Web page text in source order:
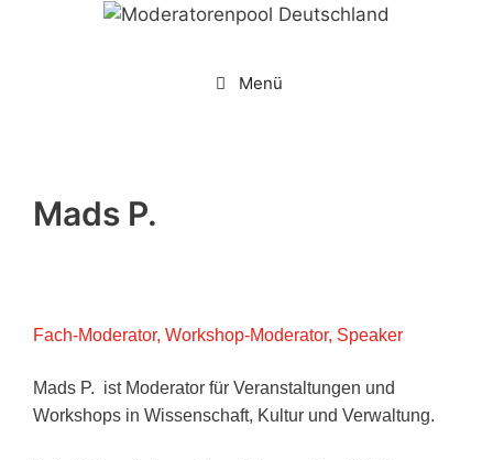
Menü
Mads P.
Fach-Moderator, Workshop-Moderator, Speaker
Mads P. ist Moderator für Veranstaltungen und
Workshops in Wissenschaft, Kultur und Verwaltung.